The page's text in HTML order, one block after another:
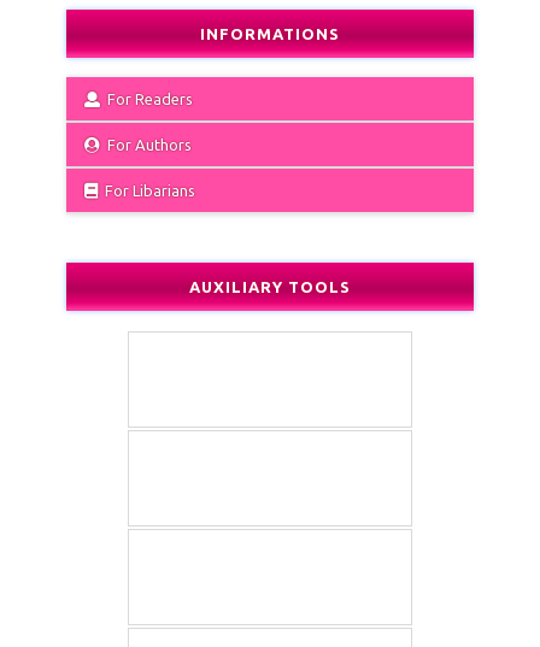
INFORMATIONS
For Readers
For Authors
For Libarians
AUXILIARY TOOLS